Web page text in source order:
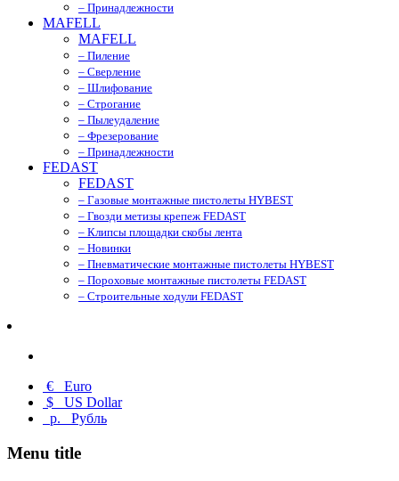
– Принадлежности
MAFELL
MAFELL
– Пиление
– Сверление
– Шлифование
– Строгание
– Пылеудаление
– Фрезерование
– Принадлежности
FEDAST
FEDAST
– Газовые монтажные пистолеты HYBEST
– Гвозди метизы крепеж FEDAST
– Клипсы площадки скобы лента
– Новинки
– Пневматические монтажные пистолеты HYBEST
– Пороховые монтажные пистолеты FEDAST
– Строительные ходули FEDAST
€ Euro
$ US Dollar
р. Рубль
Menu title